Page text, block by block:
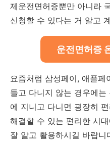
제운전면허증뿐만 아니라
신청할 수 있다는 거 알고
운전면허증
요즘처럼 삼성페이, 애플
들고 다니지 않는 경우에
에 지니고 다니면 굉장히
해결할 수 있는 편리한 시
잘 알고 활용하시길 바랍